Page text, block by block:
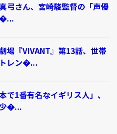
弓さん、宮崎駿監督の「声優
�...
場『VIVANT』第13話、世帯
レン�...
で1番有名なイギリス人」、
�...